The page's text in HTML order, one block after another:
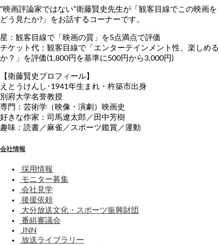
“映画評論家ではない”衛藤賢史先生が「観客目線でこの映画を
どう見たか?」をお話するコーナーです。
星：観客目線で「映画の質」を5点満点で評価
チケット代：観客目線で「エンターテインメント性、楽しめる
か？」を評価(1,800円を基準に500円から3,000円)
【衛藤賢史プロフィール】
えとうけんし･1941年生まれ・杵築市出身
別府大学名誉教授
専門：芸術学（映像・演劇）映画史
好きな作家：司馬遼太郎／田中芳樹
趣味：読書／麻雀／スポーツ鑑賞／運動
会社情報
採用情報
モニター募集
会社見学
後援依頼
大分放送文化・スポーツ振興財団
番組審議会
JNN
放送ライブラリー